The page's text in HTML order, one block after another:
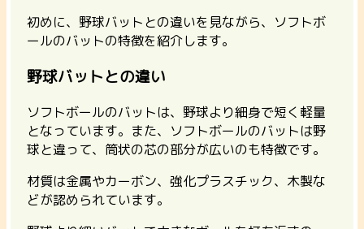
初めに、野球バットとの違いを見ながら、ソフトボ
ールのバットの特徴を紹介します。
野球バットとの違い
ソフトボールのバットは、野球より細身で短く軽量
となっています。また、ソフトボールのバットは野
球と違って、筒状の芯の部分が広いのも特徴です。
材質は金属やカーボン、強化プラスチック、木製な
どが認められています。